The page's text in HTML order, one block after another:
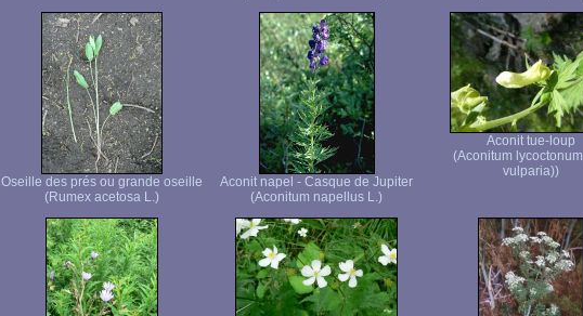
Oseille des prés ou grande oseille
(Rumex acetosa L.)
Aconit napel - Casque de Jupiter
(Aconitum napellus L.)
Aconit tue-loup
(Aconitum
vulparia))